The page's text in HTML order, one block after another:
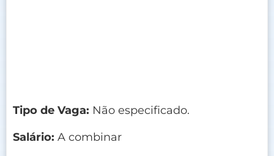
Tipo de Vaga: Não especificado.
Salário: A combinar